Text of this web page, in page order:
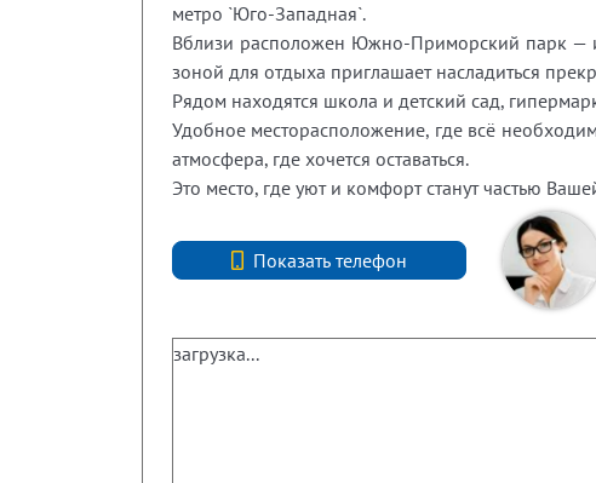
метро `Юго-Западная`.
Вблизи расположен Южно-Приморский парк —
зоной для отдыха приглашает насладиться
Рядом находятся школа и детский сад,
Удобное месторасположение, где всё
атмосфера, где хочется оставаться.
Это место, где уют и комфорт станут частью
Показать телефон
+7 (812) 740-70-40
загрузка...